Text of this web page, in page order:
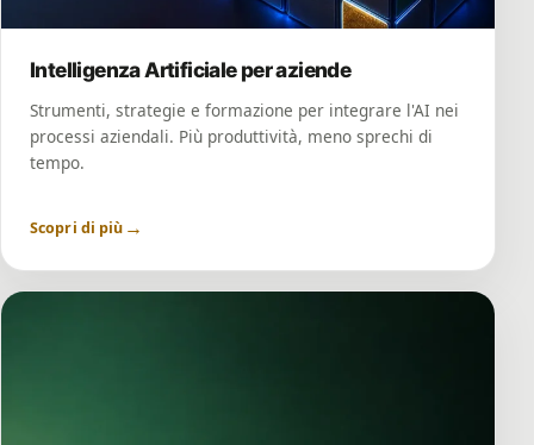
Intelligenza Artificiale per aziende
Strumenti, strategie e formazione per integrare l'AI nei
processi aziendali. Più produttività, meno sprechi di
tempo.
Scopri di più →